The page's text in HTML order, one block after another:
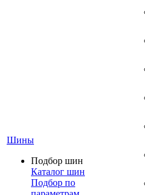
Шины
Подбор шин
Каталог шин
Подбор по